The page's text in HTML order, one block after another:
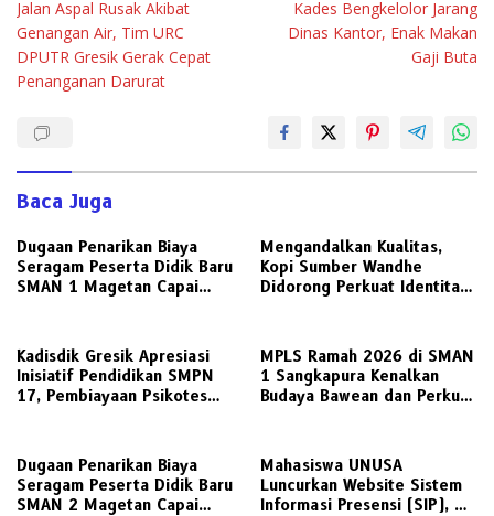
pos
Jalan Aspal Rusak Akibat
Genangan Air, Tim URC
DPUTR Gresik Gerak Cepat
Penanganan Darurat
Kades Bengkelolor Jarang
Dinas Kantor, Enak Makan
Gaji Buta
Baca Juga
Dugaan Penarikan Biaya
Seragam Peserta Didik Baru
SMAN 1 Magetan Capai
Mengandalkan Kualitas,
Kopi Sumber Wandhe
Didorong Perkuat Identitas
Veteran Jawa Timur
Kadisdik Gresik Apresiasi
Inisiatif Pendidikan SMPN
17, Pembiayaan Psikotes
MPLS Ramah 2026 di SMAN
1 Sangkapura Kenalkan
Budaya Bawean dan Perkuat
Dugaan Penarikan Biaya
Seragam Peserta Didik Baru
SMAN 2 Magetan Capai
Mahasiswa UNUSA
Luncurkan Website Sistem
Informasi Presensi (SIP), MI